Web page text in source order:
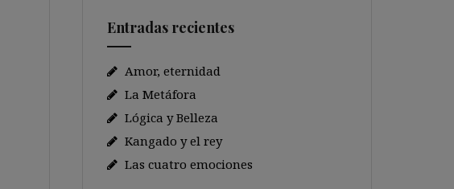
Entradas recientes
Amor, eternidad
La Metáfora
Lógica y Belleza
Kangado y el rey
Las cuatro emociones